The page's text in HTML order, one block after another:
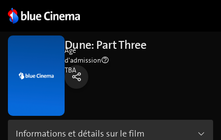
Dune: Part Three
Âge
d'admission
TBA
Informations et détails sur le film